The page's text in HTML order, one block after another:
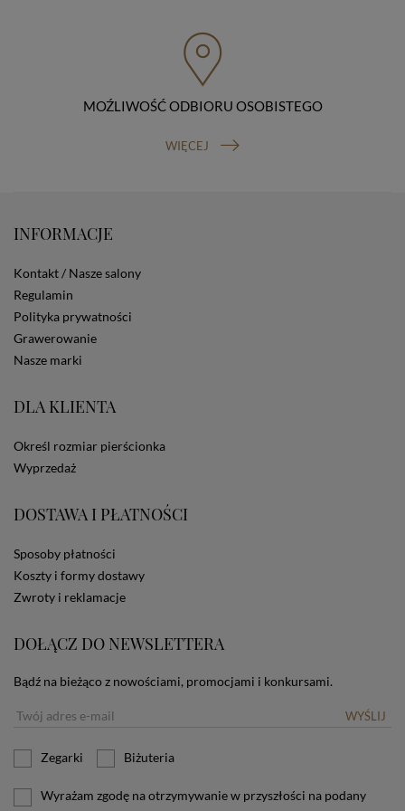
Osobowych, ul. Stawki 2, 00-193 Warszawa) oraz
prawo do cofnięcia zgody na przetwarzanie danych
osobowych (masz prawo cofnięcia zgody na
przetwarzanie danych w dowolnym momencie;
cofnięcie zgody nie ma wpływu na zgodność z prawem
zgody przed jej cofnięciem). W celu wykonania swoich
zawartości naszej strony
Na stronie Sklepu są wykorzystywane pliki cookies.
Stosowane są one w celach zapewnienia maksymalnej
wygody wszystkich użytkowników (w tym Kupujących)
przy korzystaniu ze Sklepu (zapamiętywanie
preferencji i ustawień na stronie, zbieranie
anonimowych danych dla celów reklamowych i
ze Sklepu bez zmiany ustawień w przeglądarce
zamieszczane w urządzeniu końcowym każdego
użytkownika. Jeżeli użytkownik nie wyraża zgody na
informacji o plikach cookies.
MOŹLIWOŚĆ ODBIORU OSOBISTEGO
WIĘCEJ
INFORMACJE
Kontakt / Nasze salony
Regulamin
Polityka prywatności
Grawerowanie
Nasze marki
DLA KLIENTA
Określ rozmiar pierścionka
Wyprzedaż
DOSTAWA I PŁATNOŚCI
Sposoby płatności
Koszty i formy dostawy
Zwroty i reklamacje
DOŁĄCZ DO NEWSLETTERA
Bądź na bieżąco z nowościami, promocjami i konkursami.
WYŚLIJ
Zegarki Biżuteria
Wyrażam zgodę na otrzymywanie w przyszłości na podany